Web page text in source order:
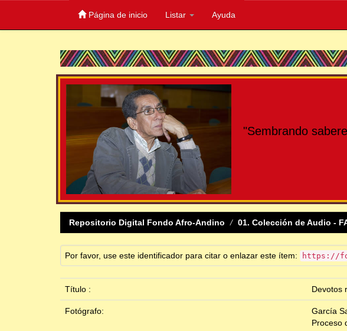
Página de inicio Listar Ayuda
"Sembrando
Repositorio Digital Fondo Afro-Andino 01. Colección de Audio -
Por favor, use este identificador para citar o enlazar este ítem: https://
Título : Devotos
Fotógrafo:
García
Proceso